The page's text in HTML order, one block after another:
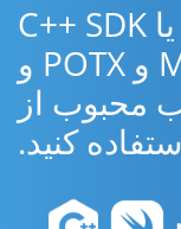
از برنامه رایگان آنلاین یا C++ SDK
برای تبدیل بین MHTML و POTX و
محبوب از